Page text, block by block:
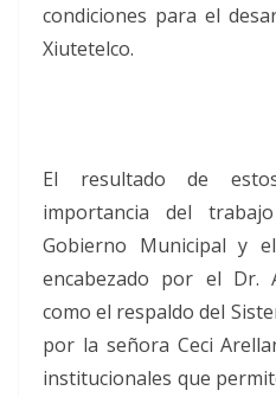
condiciones para el
Xiutetelco.
El resultado de
importancia del
Gobierno Municipal y
encabezado por el Dr.
como el respaldo del
por la señora Ceci
institucionales que